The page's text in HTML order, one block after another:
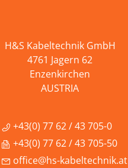
H&S Kabeltechnik GmbH
4761 Jagern 62
Enzenkirchen
AUSTRIA
+43(0) 77 62 / 43 705-0
+43(0) 77 62 / 43 705-50
office@hs-kabeltechnik.at